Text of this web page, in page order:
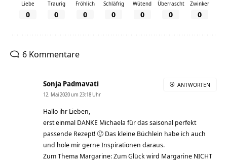
Liebe
0
Traurig
0
Fröhlich
0
Schläfrig
0
Wütend
0
Überrascht
0
Zwinker
0
6 Kommentare
Sonja Padmavati
12. Mai 2020 um 23:18 Uhr
Hallo ihr Lieben,
erst einmal DANKE Michaela für das saisonal perfekt
passende Rezept! 🙂 Das kleine Büchlein habe ich auch
und hole mir gerne Inspirationen daraus.
Zum Thema Margarine: Zum Glück wird Margarine NICHT
ANTWORTEN